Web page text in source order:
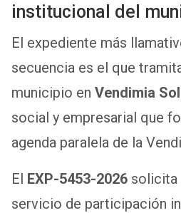
institucional del
El expediente más
secuencia es el que
municipio en Vendimia
social y empresarial que
agenda paralela de la
El EXP-5453-2026 solicita
servicio de participación